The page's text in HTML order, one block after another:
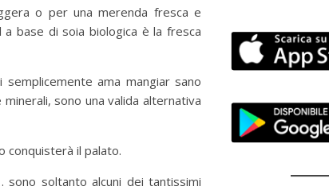
o per una merenda fresca e
base di soia biologica è la fresca
ama mangiar sano
sono una valida alternativa
conquisterà il palato.
sono soltanto alcuni dei tantissimi